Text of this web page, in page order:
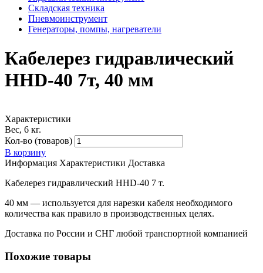
Складская техника
Пневмоинструмент
Генераторы, помпы, нагреватели
Кабелерез гидравлический
HHD-40 7т, 40 мм
Характеристики
Вес, 6 кг.
Кол-во (товаров)
В корзину
Информация Характеристики Доставка
Кабелерез гидравлический HHD-40 7 т.
40 мм — используется для нарезки кабеля необходимого
количества как правило в производственных целях.
Доставка по России и СНГ любой транспортной компанией
Похожие товары